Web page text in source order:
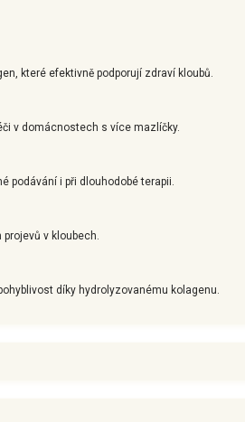
které efektivně podporují zdraví kloubů.
v domácnostech s více mazlíčky.
podávání i při dlouhodobé terapii.
v kloubech.
díky hydrolyzovanému kolagenu.